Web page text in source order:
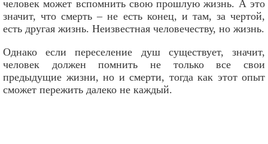
человек может вспомнить свою прошлую жизнь. А это
значит, что смерть – не есть конец, и там, за чертой,
есть другая жизнь. Неизвестная человечеству, но жизнь.
Однако если переселение душ существует, значит,
человек должен помнить не только все свои
предыдущие жизни, но и смерти, тогда как этот опыт
сможет пережить далеко не каждый.